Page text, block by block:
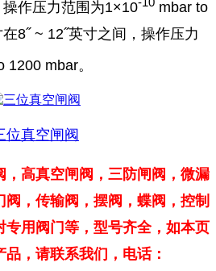
操作压力范围为1×10
mbar to
8˝ ~ 12˝英寸之间，操作压力
1200 mbar。
位真空闸阀
高真空闸阀，三防闸阀，微漏
，传输阀，摆阀，蝶阀，控制
专用阀门等，型号齐全，如本页
，请联系我们，电话：